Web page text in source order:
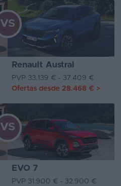
Renault Austral
VS
PVP 33.139 € - 37.409 €
Ofertas desde 28.468 € >
EVO 7
VS
PVP 31.900 € - 32.900 €